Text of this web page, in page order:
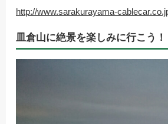
http://www.sarakurayama-
皿倉山に絶景を楽しみに行こう！